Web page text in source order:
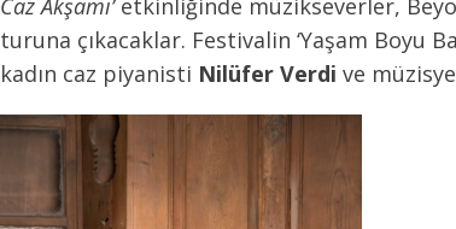
Caz Akşamı’etkinliğinde müzikseverler,
turuna çıkacaklar. Festivalin ‘Yaşam Boyu
kadın caz piyanisti Nilüfer Verdi ve